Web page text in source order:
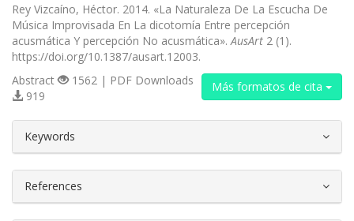
Rey Vizcaíno, Héctor. 2014. «La Naturaleza De La Escucha De
Música Improvisada En La dicotomía Entre percepción
acusmática Y percepción No acusmática». AusArt 2 (1).
https://doi.org/10.1387/ausart.12003.
Más formatos de cita
Abstract
1562 | PDF Downloads
919
Keywords
References